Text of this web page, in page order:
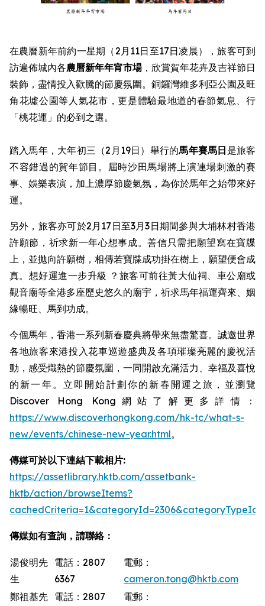
在農曆新年前約一星期（2月11日至17日凌晨），旅客可到
訪遍佈城內各農曆新年年宵市場，欣賞賀年花卉及吉祥節日
裝飾，盡情投入歡騰的節慶氛圍。銅鑼灣維多利亞公園及旺
角花墟公園等人氣花市，更是體驗最地道的春節氣息、行
「桃花運」的必到之選。
踏入馬年，大年初三（2月19日）舉行的馬年賽馬日 是旅客
不容錯過的賀年節目。屆時沙田馬場將上演連場刺激的賽
事、娛樂表演，加上濃厚節慶氣氛，為你於馬年之始帶來好
運。
另外，旅客亦可於2月17日至3月3日期間參與大埔林村香港
許願節，祈求新一年心想事成。善信只需把願望寫在寶牒
上，並拋向許願樹，相傳若寶牒成功掛在樹上，願望便會成
真。想好運進一步升級 ？旅客可前往黃大仙祠、車公廟或
觀音廟等全港多座歷史悠久的廟宇，祈求馬年福運齊來、姻
緣暢旺、馬到功成。
今個馬年，香港一系列新春慶典將帶來無盡驚喜。誠邀世界
各地旅客來港投入花車巡遊盛典及各項璀璨亮麗的慶祝活
動，感受熾熱的節慶氛圍，一同開啟充滿活力、幸福及喜悅
的新一年。立即開始計劃你的新春開運之旅，並瀏覽
Discover Hong Kong網站了解更多詳情：
https://www.discoverhongkong.com/hk-tc/what-s-
new/events/chinese-new-year.html。
傳媒可於以下連結下載相片:
https://assetlibrary.hktb.com/assetbank-
hktb/action/browseItems?
傳媒如有查詢，請聯絡：
湯俊明先
生
電話：2807
6367
電郵：
cameron.tong@hktb.com
鄭祖基先 電話：2807
電郵：